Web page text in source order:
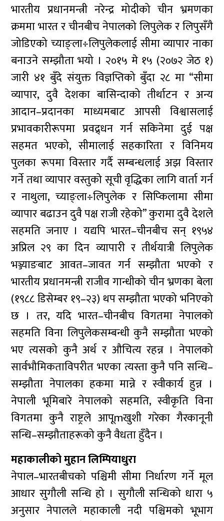
भारतीय प्रधानमन्त्री नरेन्द्र मोदीको चीन भ्रमणका
क्रममा भारत र चीनबीच नेपालको लिपुलेक र लिपुसँगै
जोडिएको च्याङ्ला÷लिपुलेकलाई सीमा व्यापार नाका
बनाउने सम्झौता भयो । २०१५ मे १५ (२०७२ जेठ १)
जारी ४१ बुँदे संयुक्त विज्ञप्तिको बुँदा २८ मा “सीमा
व्यापार, दुवै देशका बासिन्दाको तीर्थाटन र अन्य
आदान–प्रदानका माध्यमबाट आपसी विश्वासलाई
प्रभावकारीरूपमा प्रवद्र्धन गर्न सकिनेमा दुई पक्ष
सहमत भएको, सीमालाई सहकारिता र विनिमय
पुलका रूपमा विस्तार गर्दै सम्बन्धलाई अझ विस्तार
गर्ने तथा व्यापार वस्तुको सूची वृद्धिका लागि वार्ता गर्न
र नाथुला, च्याङ्ला÷लिपुलेक र सिप्किलामा सीमा
व्यापार बढाउन दुवै पक्ष राजी रहेको” कुरामा दुवै देशले
सहमति जनाए । यद्यपि भारत–चीनबीच सन् १९५४
अप्रिल २९ का दिन व्यापारी र तीर्थयात्री लिपुलेक
भञ्ज्याङबाट आवत–जावत गर्न सम्झौता भएको र
भारतीय प्रधानमन्त्री राजीव गान्धीको चीन भ्रणका बेला
(१९८८ डिसेम्बर १९–२३) थप सम्झौता भएको भनिएको
छ । तर, यदि भारत–चीनबीच विगतमा नेपालको
सहमति विना लिपुलेकसम्बन्धी कुनै सम्झौता भएको
भए त्यसको कुनै अर्थ र औचित्य रहन्न । नेपालको
सार्वभौमिकताविपरीत भएका त्यस्ता कुनै पनि सन्धि–
सम्झौता नेपालका हकमा मान्ने र स्वीकार्य हुन्न ।
नेपाली भूमिबारे नेपालको सहमति, स्वीकृति विना
विगतमा कुनै राष्ट्रले आपूmखुशी गरेका गैरकानूनी
सन्धि–सम्झौताहरूको कुनै वैधता हुँदैन ।
महाकालीको मुहान लिम्पियाधुरा
नेपाल–भारतबीचको पश्चिमी सीमा निर्धारण गर्ने मूल
आधार सुगौली सन्धि हो । सुगौली सन्धिको धारा ५
अनुसार नेपालले महाकाली नदी पश्चिमको भूभाग